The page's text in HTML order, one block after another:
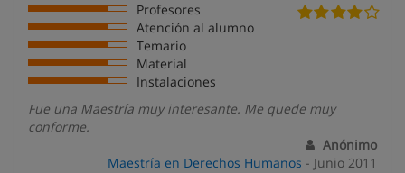
Profesores
Atención al alumno
Temario
Material
Instalaciones
Fue una Maestría muy interesante. Me quede muy
conforme.
Anónimo
Maestría en Derechos Humanos - Junio 2011